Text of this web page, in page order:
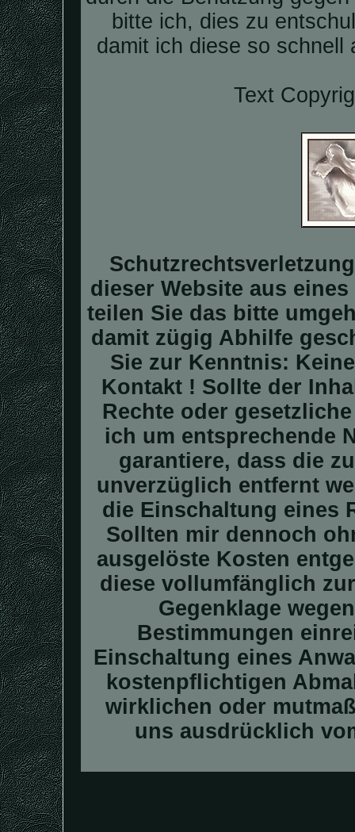
bitte ich, dies zu
damit ich diese so schnell
Text
dieser Website aus
teilen Sie das bitte
damit zügig Abhilfe
Sie zur Kenntnis:
Kontakt ! Sollte der
Rechte oder
ich um entsprechende
garantiere, dass die
unverzüglich entfernt
die Einschaltung eines
Sollten mir dennoch
ausgelöste Kosten
diese vollumfänglich
Gegenklage
Bestimmungen
Einschaltung eines
kostenpflichtigen
wirklichen oder
uns ausdrücklich